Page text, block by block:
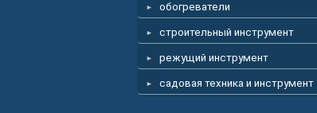
обогреватели
строительный инструмент
режущий инструмент
садовая техника и инструмент